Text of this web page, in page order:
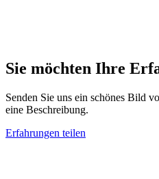
Sie möchten Ihre
Senden Sie uns ein schönes Bild
eine Beschreibung.
Erfahrungen teilen